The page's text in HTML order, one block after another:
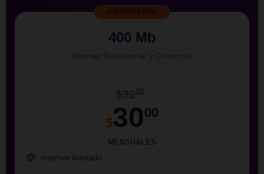
¡PROMOCIÓN!
400 Mb
$3250
$3000
MENSUALES
Internet ilimitado